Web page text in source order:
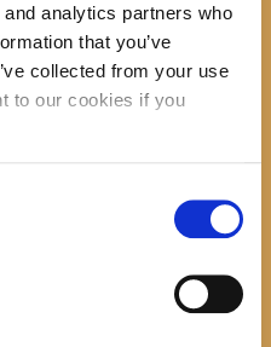
analytics partners who
that you’ve
collected from your use
to our cookies if you